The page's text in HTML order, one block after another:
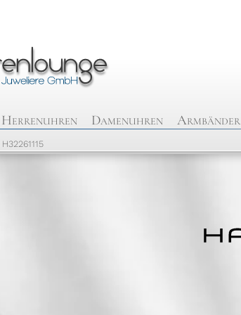
Herrenuhren Damenuhren Armbänder
H32261115